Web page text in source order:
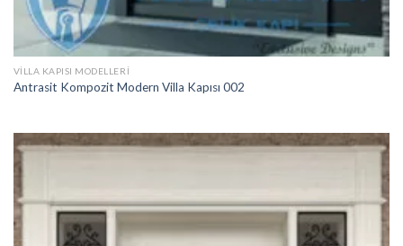
VILLA KAPISI MODELLERI
Antrasit Kompozit Modern Villa Kapısı 002